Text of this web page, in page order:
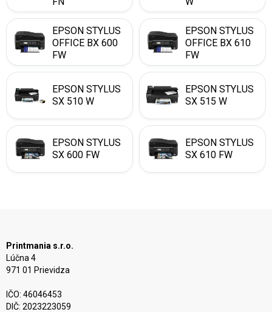
EPSON STYLUS
OFFICE BX 600
FW
EPSON STYLUS
OFFICE BX 610
FW
EPSON STYLUS
SX 510 W
EPSON STYLUS
SX 515 W
EPSON STYLUS
SX 600 FW
EPSON STYLUS
SX 610 FW
Printmania s.r.o.
Lúčna 4
971 01 Prievidza
IČO: 46046453
DIČ: 2023223059